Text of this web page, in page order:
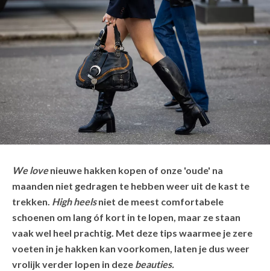
We lovenieuwe hakken kopen of onze 'oude' na
maanden niet gedragen te hebben weer uit de kast te
trekken. Highheelsniet de meest comfortabele
schoenen om lang óf kort in te lopen, maar ze staan
vaak wel heel prachtig. Met deze tips waarmee je zere
voeten in je hakken kan voorkomen, laten je dus weer
vrolijk verder lopen in deze beauties.